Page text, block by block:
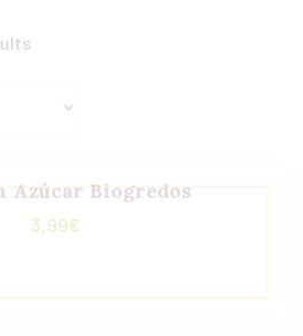
Azúcar Biogredos
3,99€